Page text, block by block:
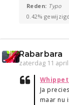
Reden: Typo
0.42% gewijzigd
Rabarbara
zaterdag 11
Ja
maar nu